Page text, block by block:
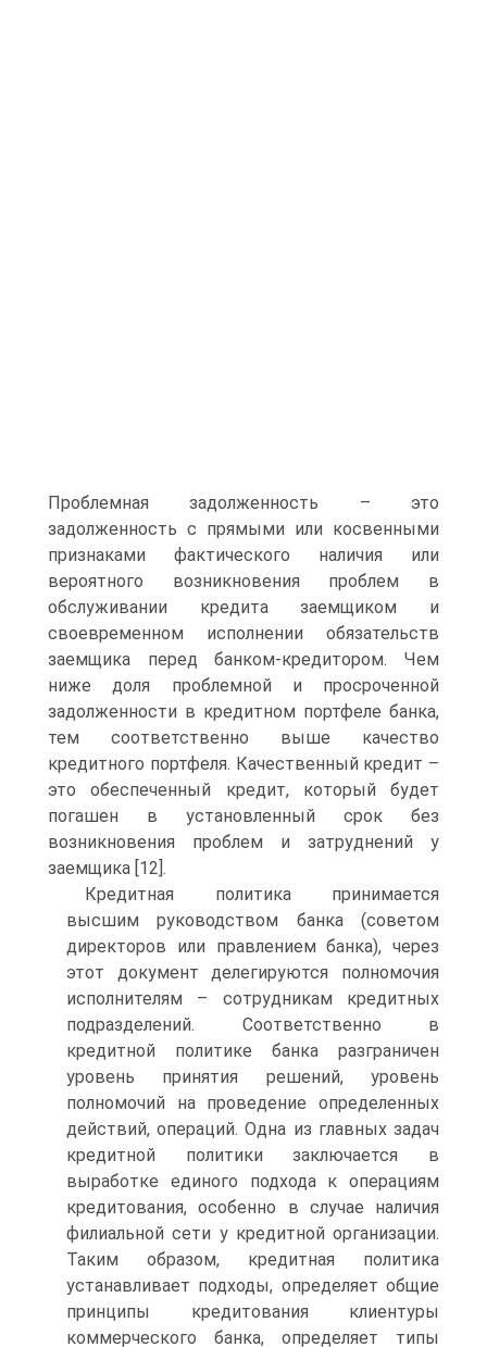
Проблемная задолженность – это
задолженность с прямыми или косвенными
признаками фактического наличия или
вероятного возникновения проблем в
обслуживании кредита заемщиком и
своевременном исполнении обязательств
заемщика перед банком-кредитором. Чем
ниже доля проблемной и просроченной
задолженности в кредитном портфеле банка,
тем соответственно выше качество
кредитного портфеля. Качественный кредит –
это обеспеченный кредит, который будет
погашен в установленный срок без
возникновения проблем и затруднений у
заемщика [12].
Кредитная политика принимается
высшим руководством банка (советом
директоров или правлением банка), через
этот документ делегируются полномочия
исполнителям – сотрудникам кредитных
подразделений. Соответственно в
кредитной политике банка разграничен
уровень принятия решений, уровень
полномочий на проведение определенных
действий, операций. Одна из главных задач
кредитной политики заключается в
выработке единого подхода к операциям
кредитования, особенно в случае наличия
филиальной сети у кредитной организации.
Таким образом, кредитная политика
устанавливает подходы, определяет общие
принципы кредитования клиентуры
коммерческого банка, определяет типы